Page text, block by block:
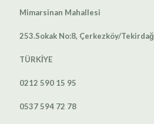
Mimarsinan Mahallesi
253.Sokak No:8, Çerkezköy/Tekirdağ
TÜRKİYE
0212 590 15 95
0537 594 72 78